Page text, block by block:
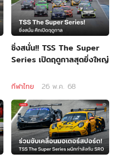
ซิ่งสนั่น!! TSS The Super
Series เปิดฤดูกาลสุดยิ่งใหญ่
กีฬาไทย 26 พ.ค. 68